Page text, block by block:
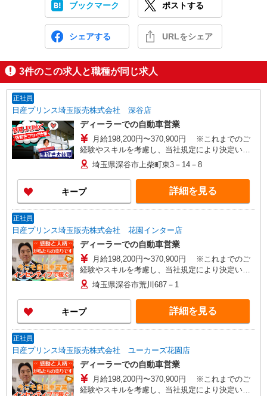
ブックマーク ポストする
シェアする URLをシェア
3件のこの求人と職種が同じ求人
正社員
日産プリンス埼玉販売株式会社 深谷店
ディーラーでの自動車営業
月給198,200円〜370,900円 ※これまでのご
経験やスキルを考慮し、当社規定により決定いた
します。
埼玉県深谷市上柴町東3－14－8
キープ 詳細を見る
正社員
日産プリンス埼玉販売株式会社 花園インター店
ディーラーでの自動車営業
月給198,200円〜370,900円 ※これまでのご
経験やスキルを考慮し、当社規定により決定いた
します。
埼玉県深谷市荒川687－1
キープ 詳細を見る
正社員
日産プリンス埼玉販売株式会社 ユーカーズ花園店
ディーラーでの自動車営業
月給198,200円〜370,900円 ※これまでのご
経験やスキルを考慮し、当社規定により決定いた